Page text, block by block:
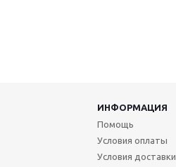
ИНФОРМАЦИЯ
Помощь
Условия оплаты
Условия доставки